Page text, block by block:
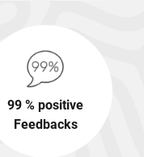
99 % positive
Feedbacks